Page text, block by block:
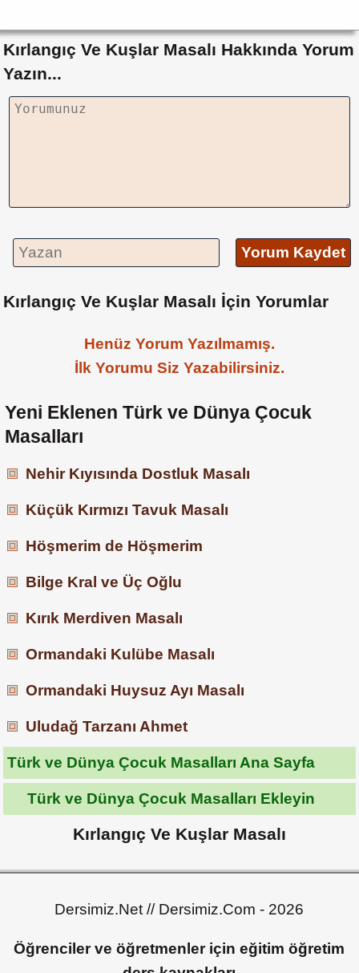
Kırlangıç Ve Kuşlar Masalı Hakkında Yorum
Yazın...
Yorum Kaydet
Kırlangıç Ve Kuşlar Masalı İçin Yorumlar
Henüz Yorum Yazılmamış.
İlk Yorumu Siz Yazabilirsiniz.
Yeni Eklenen Türk ve Dünya Çocuk
Masalları
Nehir Kıyısında Dostluk Masalı
Küçük Kırmızı Tavuk Masalı
Höşmerim de Höşmerim
Bilge Kral ve Üç Oğlu
Kırık Merdiven Masalı
Ormandaki Kulübe Masalı
Ormandaki Huysuz Ayı Masalı
Uludağ Tarzanı Ahmet
Türk ve Dünya Çocuk Masalları Ana Sayfa
Türk ve Dünya Çocuk Masalları Ekleyin
Kırlangıç Ve Kuşlar Masalı
Dersimiz.Net // Dersimiz.Com - 2026
Öğrenciler ve öğretmenler için eğitim öğretim